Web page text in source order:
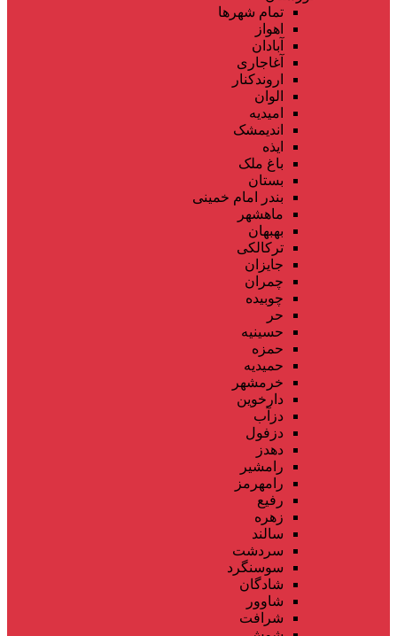
تمام شهر‌ها
اهواز
آبادان
آغاجاری
اروندکنار
الوان
امیدیه
اندیمشک
ایذه
باغ ملک
بستان
بندر امام خمینی
ماهشهر
بهبهان
ترکالکی
جایزان
چمران
چوبیده
حر
حسینیه
حمزه
حمیدیه
خرمشهر
دارخوین
دزآب
دزفول
دهدز
رامشیر
رامهرمز
رفیع
زهره
سالند
سردشت
سوسنگرد
شادگان
شاوور
شرافت